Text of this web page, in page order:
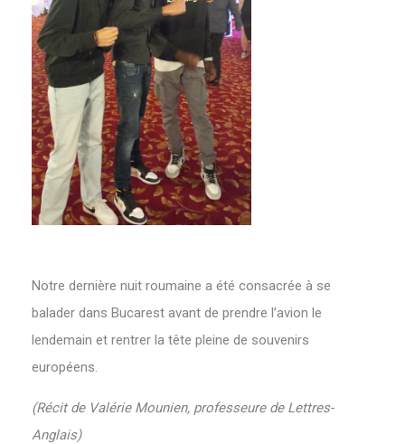
Notre dernière nuit roumaine a été consacrée à se
balader dans Bucarest avant de prendre l’avion le
lendemain et rentrer la tête pleine de souvenirs
européens.
(Récit de Valérie Mounien, professeure de Lettres-
Anglais)